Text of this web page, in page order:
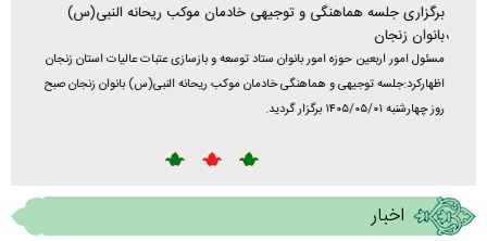
برگزاری جلسه هماهنگی و توجیهی خادمان موکب ریحانه النبی(س)
بانوان زنجان
مسئول امور اربعین حوزه امور بانوان ستاد توسعه و بازسازی عتبات عالیات استان زنجان
اظهارکرد:جلسه توجیهی و هماهنگی خادمان موکب ریحانه النبی(س) بانوان زنجان صبح
روز چهارشنبه ۱۴۰۵/۰۵/۰۱ برگزار گردید.
اخبار